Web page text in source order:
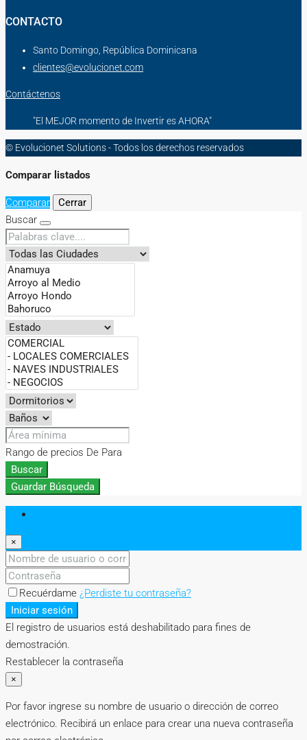
CONTACTO
Santo Domingo, República Dominicana
clientes@evolucionet.com
Contáctenos
"El MEJOR momento de Invertir es AHORA"
© Evolucionet Solutions - Todos los derechos reservados
Comparar listados
Comparar
Cerrar
Buscar
Rango de precios De Para
Buscar
Guardar Búsqueda
×
Recuérdame ¿Perdiste tu contraseña?
Iniciar sesión
El registro de usuarios está deshabilitado para fines de
demostración.
Restablecer la contraseña
×
Por favor ingrese su nombre de usuario o dirección de correo
electrónico. Recibirá un enlace para crear una nueva contraseña